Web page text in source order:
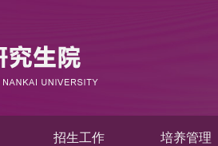
招生工作 培养管理